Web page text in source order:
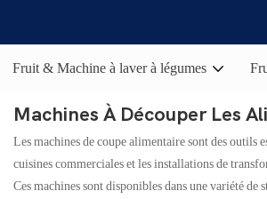
Fruit & Machine à laver à légumes
Machines À Découper Les
Les machines de coupe alimentaire sont des outils
cuisines commerciales et les installations de
Ces machines sont disponibles dans une variété de